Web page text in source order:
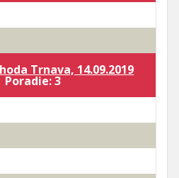
Trnava, 14.09.2019
Poradie: 3